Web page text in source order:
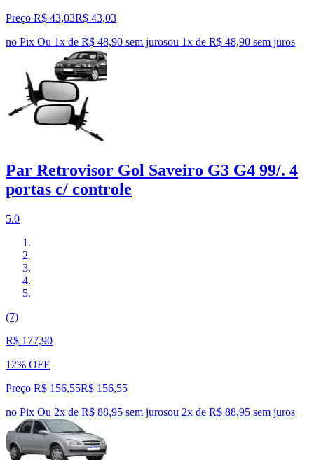
Preço R$ 43,03R$ 43,03
no Pix Ou 1x de R$ 48,90 sem jurosou 1x de R$ 48,90 sem juros
Par Retrovisor Gol Saveiro G3 G4 99/. 4
portas c/ controle
5.0
(7)
R$ 177,90
12% OFF
Preço R$ 156,55R$ 156,55
no Pix Ou 2x de R$ 88,95 sem jurosou 2x de R$ 88,95 sem juros